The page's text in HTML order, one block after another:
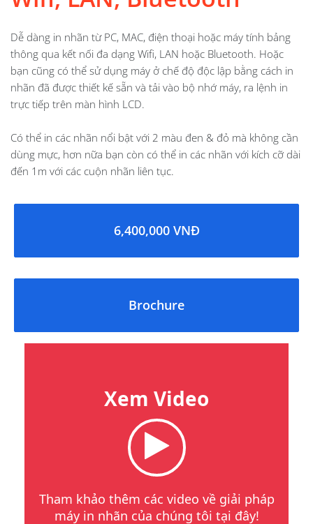
Dễ dàng in nhãn từ PC, MAC, điện thoại hoặc máy tính bảng
thông qua kết nối đa dạng Wifi, LAN hoặc Bluetooth. Hoặc
bạn cũng có thể sử dụng máy ở chế độ độc lập bằng cách in
nhãn đã được thiết kế sẵn và tải vào bộ nhớ máy, ra lệnh in
trực tiếp trên màn hình LCD.
Có thể in các nhãn nổi bật với 2 màu đen & đỏ mà không cần
dùng mực, hơn nữa bạn còn có thể in các nhãn với kích cỡ dài
đến 1m với các cuộn nhãn liên tục.
6,400,000 VNĐ
Brochure
Xem Video
Tham khảo thêm các video về giải pháp
máy in nhãn của chúng tôi tại đây!